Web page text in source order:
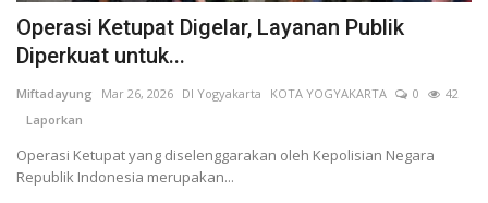
Operasi Ketupat Digelar, Layanan Publik
Diperkuat untuk...
Miftadayung Mar 26, 2026 DI Yogyakarta KOTA YOGYAKARTA 0
42
Laporkan
Operasi Ketupat yang diselenggarakan oleh Kepolisian Negara
Republik Indonesia merupakan...